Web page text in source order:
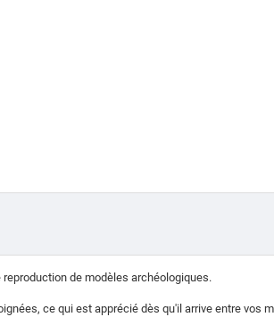
de modèles archéologiques.
ce qui est apprécié dès qu'il arrive entre vos